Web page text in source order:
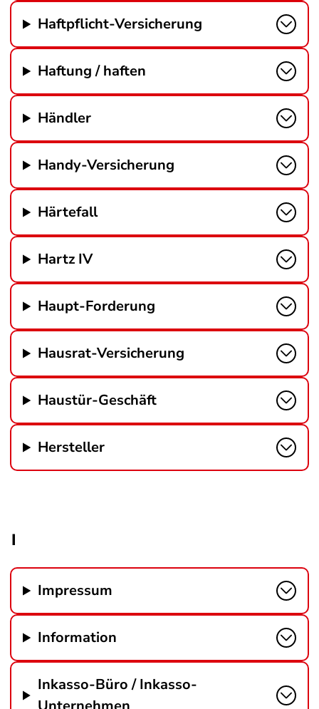
Haftpflicht-Versicherung
Haftung / haften
Händler
Handy-Versicherung
Härtefall
Hartz IV
Haupt-Forderung
Hausrat-Versicherung
Haustür-Geschäft
Hersteller
I
Impressum
Information
Inkasso-Büro / Inkasso-